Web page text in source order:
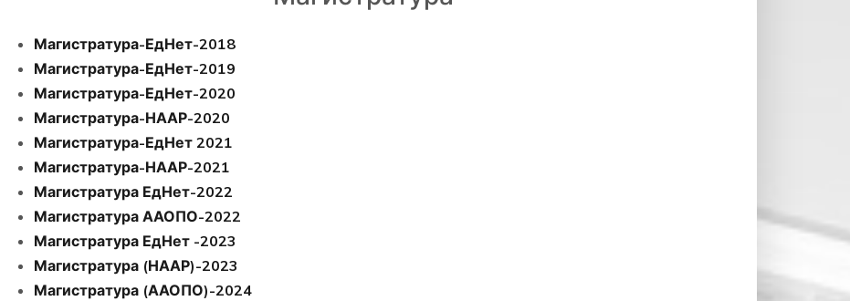
Магистратура-ЕдНет-2018
Магистратура-ЕдНет-2019
Магистратура-ЕдНет-2020
Магистратура-НААР-2020
Магистратура-ЕдНет 2021
Магистратура-НААР-2021
Магистратура ЕдНет-2022
Магистратура ААОПО-2022
Магистратура ЕдНет -2023
Магистратура (НААР)-2023
Магистратура (ААОПО)-2024